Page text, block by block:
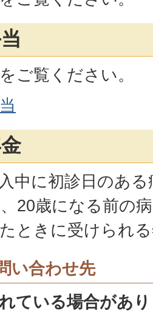
ご覧ください。
中に初診日のあ
20歳になる前の
ときに受けられ
い合わせ先
ている場合があ